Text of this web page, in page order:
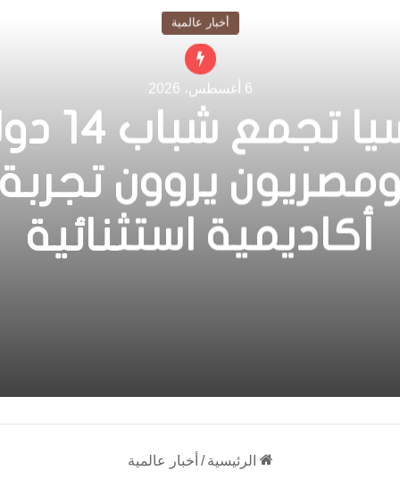
أخبار عالمية
6 أغسطس، 2026
روسيا
يروون تجربة
أكاديمية استثنائية
الرئيسية / أخبار عالمية